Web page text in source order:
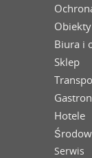
Biura i
Sklep
Hotele
Serwis